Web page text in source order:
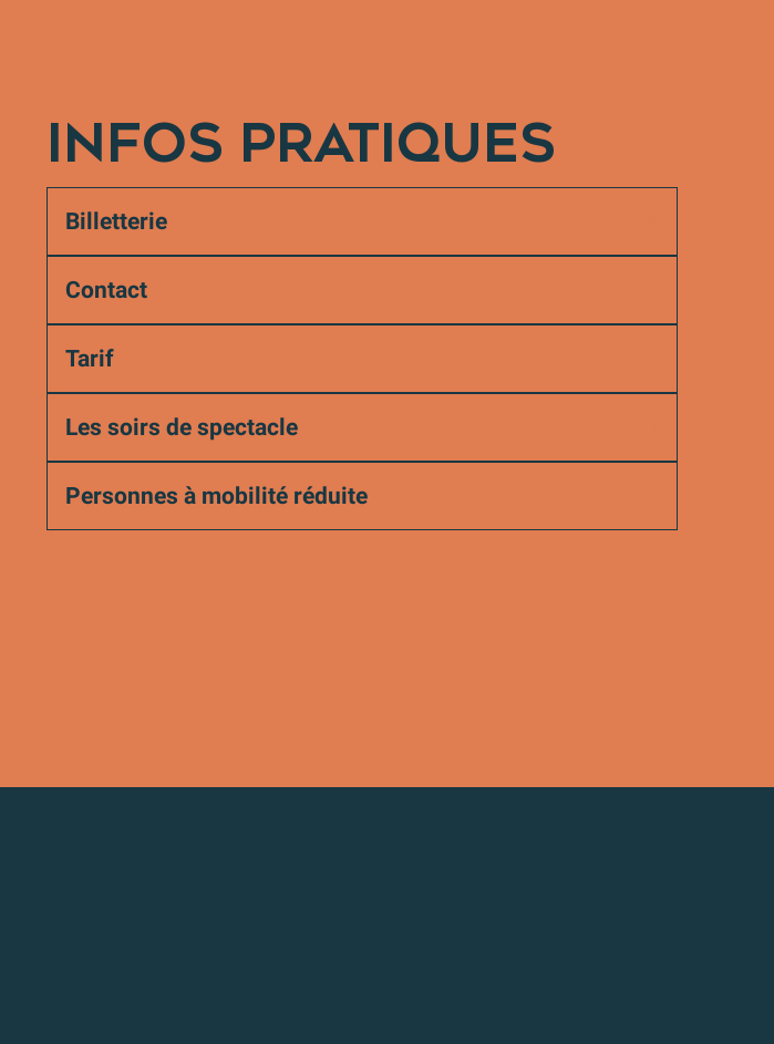
INFOS PRATIQUES
Billetterie
Contact
Tarif
Les soirs de spectacle
Personnes à mobilité réduite